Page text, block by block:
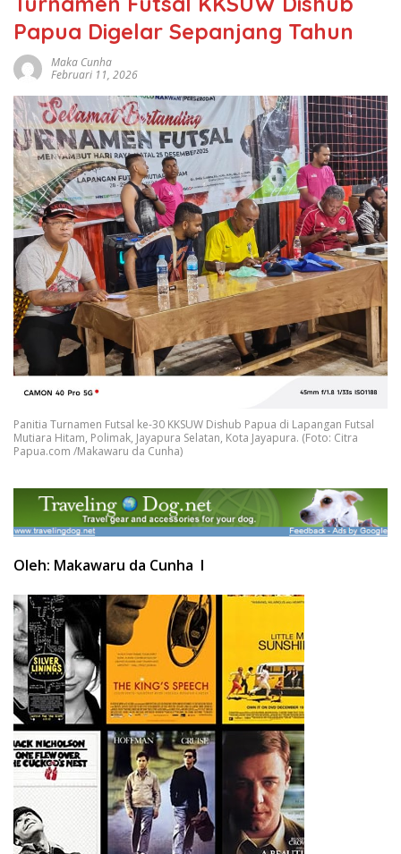
Papua Digelar Sepanjang Tahun
Maka Cunha
Februari 11, 2026
Panitia Turnamen Futsal ke-30 KKSUW Dishub Papua di Lapangan Futsal
Mutiara Hitam, Polimak, Jayapura Selatan, Kota Jayapura. (Foto: Citra
Papua.com /Makawaru da Cunha)
Oleh: Makawaru da Cunha I